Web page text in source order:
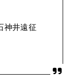
神井遠征